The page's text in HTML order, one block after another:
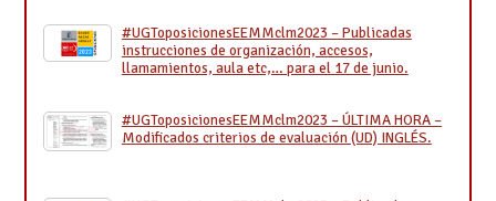
#UGToposicionesEEMMclm2023 – Publicadas
instrucciones de organización, accesos,
llamamientos, aula etc,… para el 17 de junio.
#UGToposicionesEEMMclm2023 – ÚLTIMA HORA –
Modificados criterios de evaluación (UD) INGLÉS.